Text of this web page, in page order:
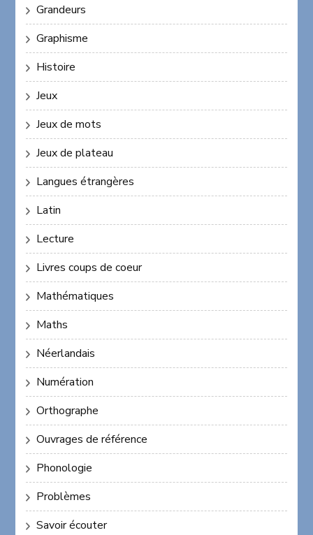
Grandeurs
Graphisme
Histoire
Jeux
Jeux de mots
Jeux de plateau
Langues étrangères
Latin
Lecture
Livres coups de coeur
Mathématiques
Maths
Néerlandais
Numération
Orthographe
Ouvrages de référence
Phonologie
Problèmes
Savoir écouter